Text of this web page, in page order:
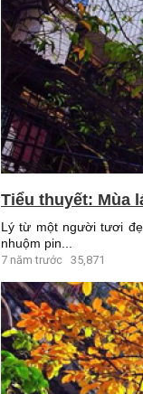
Tiểu thuyết: Mùa
Lý từ một người tươi
nhuộm pin...
7 năm trước 35,871